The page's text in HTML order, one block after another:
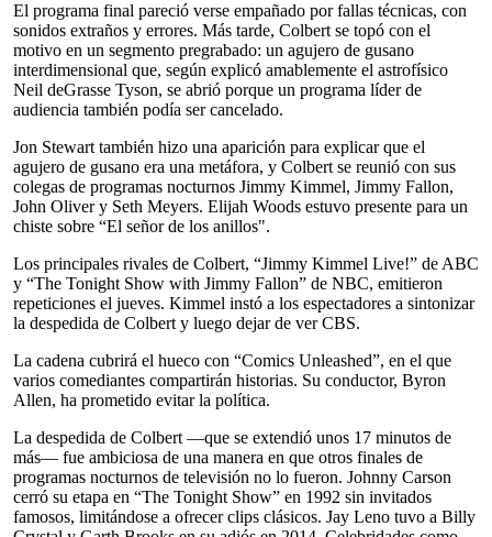
El programa final pareció verse empañado por fallas técnicas, con
sonidos extraños y errores. Más tarde, Colbert se topó con el
motivo en un segmento pregrabado: un agujero de gusano
interdimensional que, según explicó amablemente el astrofísico
Neil deGrasse Tyson, se abrió porque un programa líder de
audiencia también podía ser cancelado.
Jon Stewart también hizo una aparición para explicar que el
agujero de gusano era una metáfora, y Colbert se reunió con sus
colegas de programas nocturnos Jimmy Kimmel, Jimmy Fallon,
John Oliver y Seth Meyers. Elijah Woods estuvo presente para un
chiste sobre “El señor de los anillos".
Los principales rivales de Colbert, “Jimmy Kimmel Live!” de ABC
y “The Tonight Show with Jimmy Fallon” de NBC, emitieron
repeticiones el jueves. Kimmel instó a los espectadores a sintonizar
la despedida de Colbert y luego dejar de ver CBS.
La cadena cubrirá el hueco con “Comics Unleashed”, en el que
varios comediantes compartirán historias. Su conductor, Byron
Allen, ha prometido evitar la política.
La despedida de Colbert —que se extendió unos 17 minutos de
más— fue ambiciosa de una manera en que otros finales de
programas nocturnos de televisión no lo fueron. Johnny Carson
cerró su etapa en “The Tonight Show” en 1992 sin invitados
famosos, limitándose a ofrecer clips clásicos. Jay Leno tuvo a Billy